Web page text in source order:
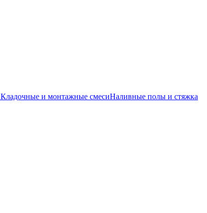
Кладочные и монтажные смесиНаливные полы и стяжка